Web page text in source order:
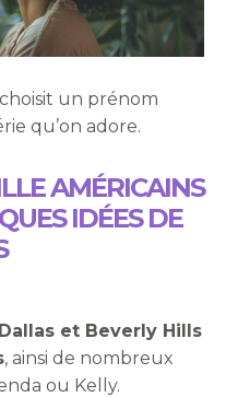
un prénom
qu’on adore.
AMÉRICAINS
IDÉES DE
et Beverly Hills
, ainsi de nombreux
ou Kelly.